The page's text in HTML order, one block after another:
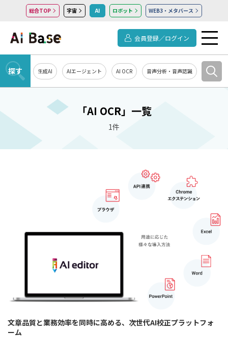
総合TOP 宇宙 AI ロボット WEB3・メタバース
会員登録／ログイン
探す 生成AI AIエージェント AI OCR 音声分析・音声認識 教育・
「AI OCR」一覧
1件
文章品質と業務効率を同時に高める、次世代AI校正プラットフォ
ーム